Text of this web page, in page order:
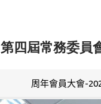
第四屆常務委
周年會員大會-